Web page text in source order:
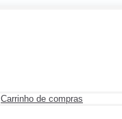
Carrinho de compras